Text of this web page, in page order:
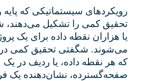
رویکردهای سیستماتیکی که
تحقیق کمی را تشکیل می‌دهند،
یا هزاران نقطه داده برای یک
می‌شوند. شگفتی تحقیق کمی
که هر نقطه داده، یا ردیف در یک
صفحه‌گسترده، نشان‌دهنده یک